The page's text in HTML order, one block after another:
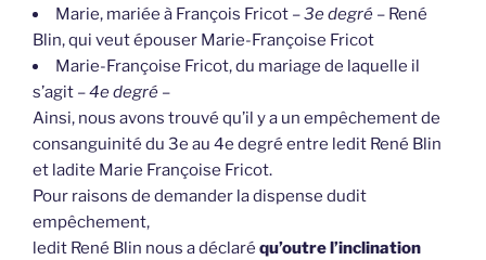
Marie, mariée à François Fricot –3e degré – René
Blin, qui veut épouser Marie-Françoise Fricot
Marie-Françoise Fricot, du mariage de laquelle il
s’agit –4e degré –
Ainsi, nous avons trouvé qu’il y a un empêchement de
consanguinité du 3e au 4e degré entre ledit René Blin
et ladite Marie Françoise Fricot.
Pour raisons de demander la dispense dudit
empêchement,
ledit René Blin nous a déclaré qu’outre l’inclination